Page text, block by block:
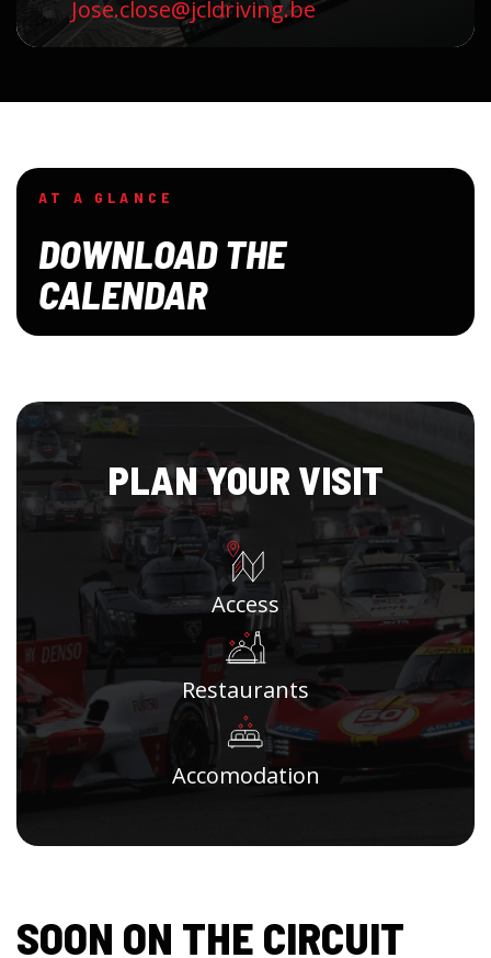
Jose.close@jcldriving.be
AT A GLANCE
DOWNLOAD THE
CALENDAR
PLAN YOUR VISIT
Access
Restaurants
Accomodation
SOON ON THE CIRCUIT